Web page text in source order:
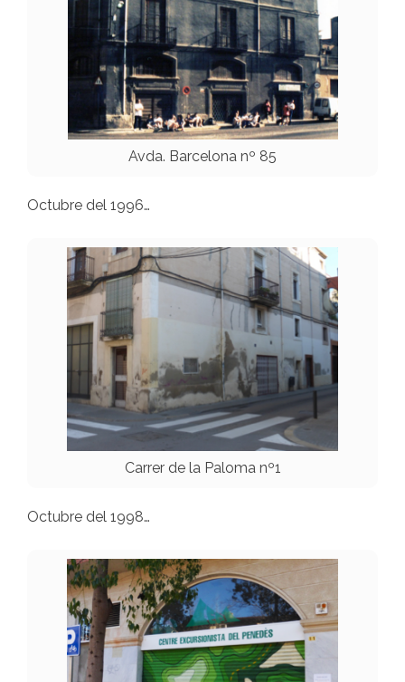
Avda. Barcelona nº 85
Octubre del 1996…
Carrer de la Paloma nº1
Octubre del 1998…